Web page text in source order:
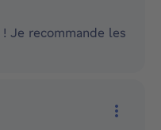
Je recommande les